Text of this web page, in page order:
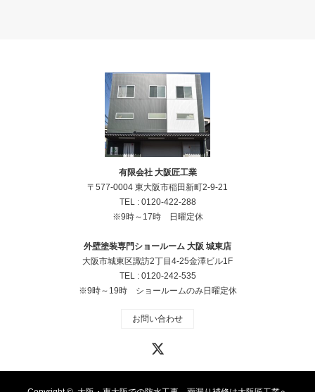
有限会社 大阪匠工業
〒577-0004 東大阪市稲田新町2-9-21
TEL : 0120-422-288
※9時～17時 日曜定休
外壁塗装専門ショールーム 大阪 城東店
大阪市城東区諏訪2丁目4‐25金澤ビル1F
TEL : 0120-242-535
※9時～19時 ショールームのみ日曜定休
お問い合わせ